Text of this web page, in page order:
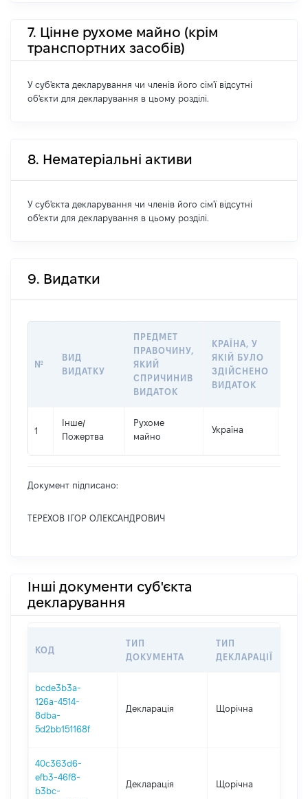
7. Цінне рухоме майно (крім
транспортних засобів)
У суб'єкта декларування чи членів його сім'ї відсутні
об'єкти для декларування в цьому розділі.
8. Нематеріальні активи
У суб'єкта декларування чи членів його сім'ї відсутні
об'єкти для декларування в цьому розділі.
9. Видатки
№
ВИД
ВИДАТКУ
ПРЕДМЕТ
ПРАВОЧИНУ,
ЯКИЙ
СПРИЧИНИВ
ВИДАТОК
КРАЇНА, У
ЯКІЙ БУЛО
ЗДІЙСНЕНО
ВИДАТОК
1
Інше/
Пожертва
Рухоме
майно
Україна
Документ підписано:
ТЕРЕХОВ ІГОР ОЛЕКСАНДРОВИЧ
Інші документи суб'єкта
декларування
КОД
ТИП
ДОКУМЕНТА
ТИП
ДЕКЛАРАЦІЇ
bcde3b3a-
126a-4514-
8dba-
5d2bb151168f
Декларація Щорічна
40c363d6-
efb3-46f8-
b3bc-
Декларація Щорічна